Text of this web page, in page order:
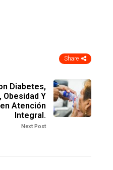
Share
Diabetes,
Obesidad Y
Atención
Integral.
Next Post